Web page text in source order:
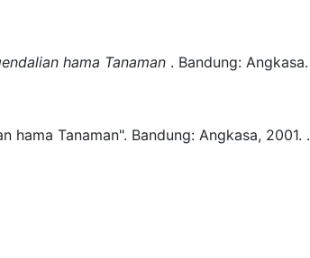
hama Tanaman . Bandung: Angkasa.
hama Tanaman". Bandung: Angkasa, 2001. .